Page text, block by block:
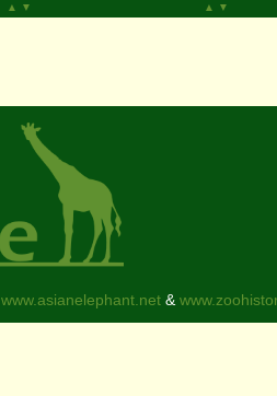
▲
▼
▲
▼
www.asianelephant.net&